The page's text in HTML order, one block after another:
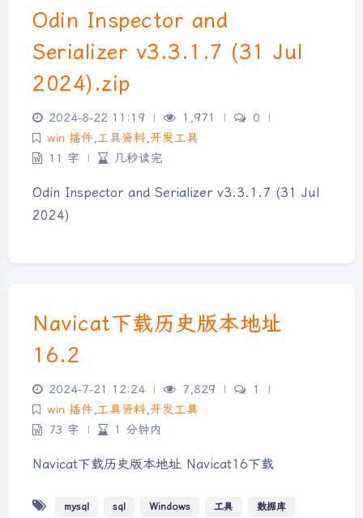
Odin Inspector and
Serializer v3.3.1.7 (31 Jul
2024).zip
2024-8-22 11:19 | 1,971 | 0
|
win 插件,工具资料,开发工具
11 字
| 几秒读完
Odin Inspector and Serializer v3.3.1.7 (31 Jul
2024)
Navicat下载历史版本地址
16.2
2024-7-21 12:24 | 7,829 | 1
|
win 插件,工具资料,开发工具
73 字
| 1 分钟内
Navicat下载历史版本地址 Navicat16下载
mysql sql Windows 工具 数据库